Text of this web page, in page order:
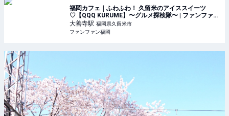
福岡カフェ｜ふわふわ！ 久留米のアイススイーツ
♡【QQQ KURUME】〜グルメ探検隊〜 | ファンファン
福岡
大善寺駅 福岡県久留米市
ファンファン福岡